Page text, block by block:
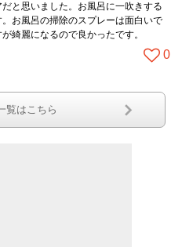
と思いました。お風呂に一吹きする
お風呂の掃除のスプレーは面白いで
綺麗になるので良かったです。
0
覧はこちら